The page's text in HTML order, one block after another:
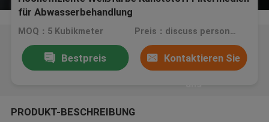
für Abwasserbehandlung
MOQ：5 Kubikmeter Preis：discuss personally
Bestpreis Kontaktieren Sie
PRODUKT-BESCHREIBUNG